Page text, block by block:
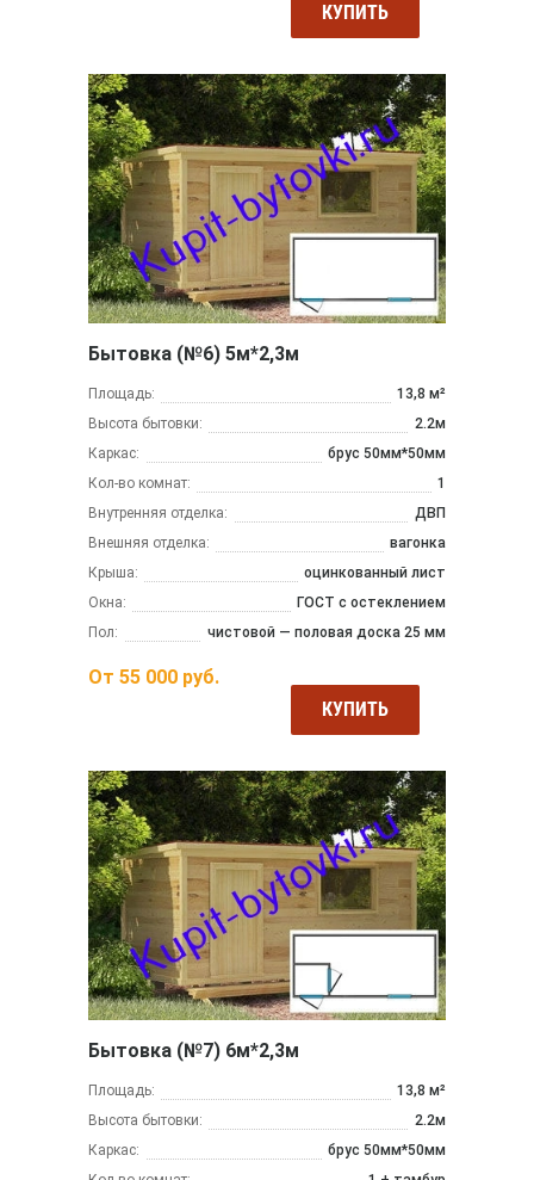
КУПИТЬ
Бытовка (№6) 5м*2,3м
Площадь:
13,8 м²
Высота бытовки:
2.2м
Каркас:
брус 50мм*50мм
Кол-во комнат:
1
Внутренняя отделка:
ДВП
Внешняя отделка:
вагонка
Крыша:
оцинкованный лист
Окна:
ГОСТ с остеклением
Пол:
чистовой — половая доска 25 мм
От 55 000 руб.
КУПИТЬ
Бытовка (№7) 6м*2,3м
Площадь:
13,8 м²
Высота бытовки:
2.2м
Каркас:
брус 50мм*50мм